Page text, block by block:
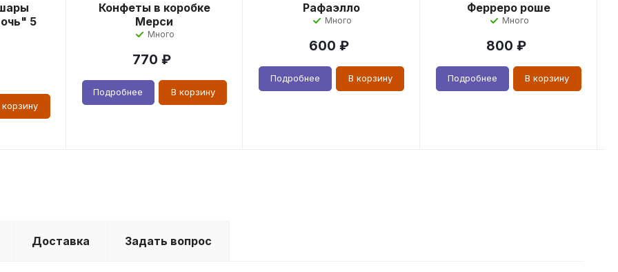
5
Конфеты в коробке
Мерси
Много
770 ₽
Подробнее В корзину
Рафаэлло
Много
600 ₽
Подробнее В корзину
Ферреро роше
Много
800 ₽
Подробнее В корзину
Доставка Задать вопрос